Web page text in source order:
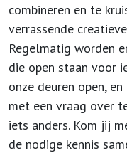
combineren en te
verrassende
Regelmatig worden
die open staan voor
onze deuren open,
met een vraag over
iets anders. Kom jij
de nodige kennis